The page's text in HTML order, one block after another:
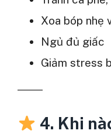
Xoa bóp nhẹ
Ngủ đủ giấc
Giảm stress
4. Khi